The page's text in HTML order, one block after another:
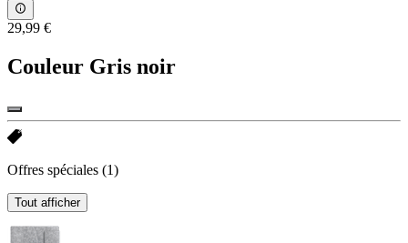
29,99 €
Couleur Gris noir
Offres spéciales (1)
Tout afficher